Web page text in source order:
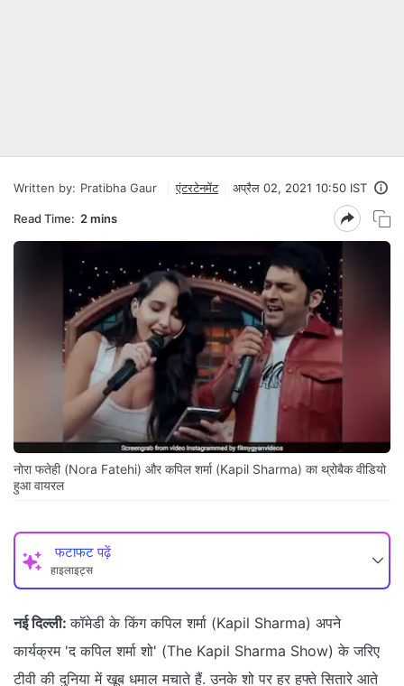
Written by: Pratibha Gaur एंटरटेनमेंट अप्रैल 02, 2021 10:50 IST
Read Time: 2 mins
नोरा फतेही (Nora Fatehi) और कपिल शर्मा (Kapil Sharma) का थ्रोबैक वीडियो
हुआ वायरल
फटाफट पढ़ें
हाइलाइट्स
नई दिल्ली: कॉमेडी के किंग कपिल शर्मा (Kapil Sharma) अपने
कार्यक्रम 'द कपिल शर्मा शो' (The Kapil Sharma Show) के जरिए
टीवी की दुनिया में खूब धमाल मचाते हैं. उनके शो पर हर हफ्ते सितारे आते